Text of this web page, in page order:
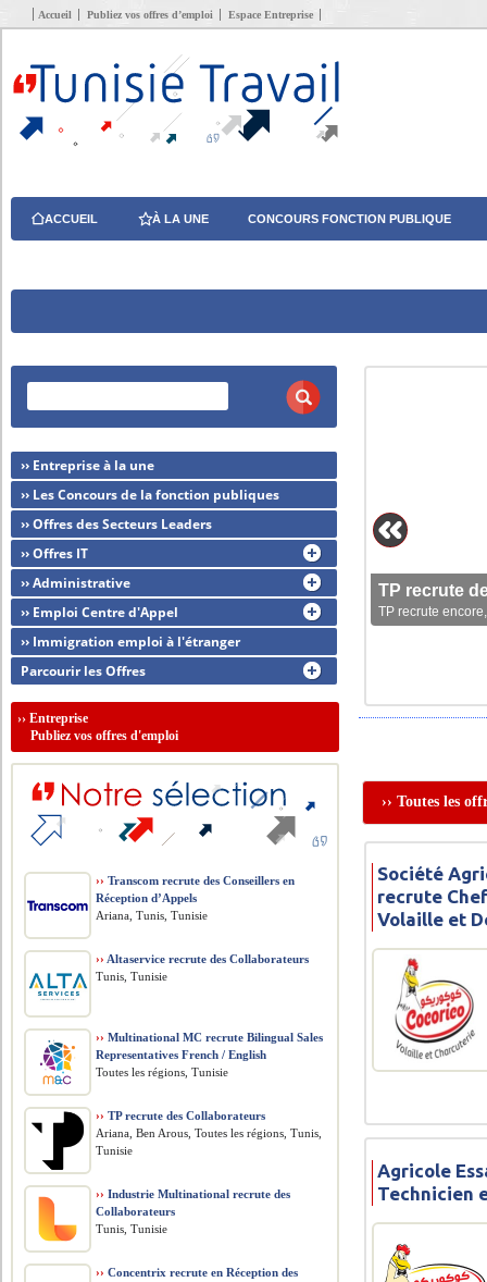
Accueil Publiez vos offres d’emploi Espace Entreprise
ACCUEIL À LA UNE CONCOURS FONCTION PUBLIQUE
TP recrute
TP recrute
›› Toutes les
Société
recrute
Volaille et
Agricole
Technicien
›› Entreprise à la une
›› Les Concours de la fonction publiques
›› Offres des Secteurs Leaders
›› Offres IT
›› Administrative
›› Emploi Centre d'Appel
›› Immigration emploi à l'étranger
Parcourir les Offres
››Entreprise
Publiez vos offres d'emploi
›› Transcom recrute des Conseillers en
Réception d’Appels
Ariana, Tunis, Tunisie
›› Altaservice recrute des Collaborateurs
Tunis, Tunisie
›› Multinational MC recrute Bilingual Sales
Representatives French / English
Toutes les régions, Tunisie
›› TP recrute des Collaborateurs
Ariana, Ben Arous, Toutes les régions, Tunis,
Tunisie
›› Industrie Multinational recrute des
Collaborateurs
Tunis, Tunisie
›› Concentrix recrute en Réception des